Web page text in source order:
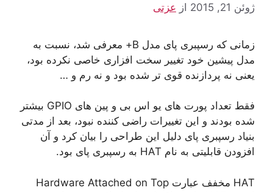
ژوئن 21, 2015 از عزتی
زمانی که رسپبری پای مدل B+ معرفی شد، نسبت به
مدل پیشین خود تغییر سخت افزاری خاصی نکرده بود،
یعنی نه پردازنده قوی تر شده بود و نه رم و …
فقط تعداد پورت های یو اس بی و پین های GPIO بیشتر
شده بودند و این تغییرات راضی کننده نبود، بعد از مدتی
بنیاد رسپبری پای دلیل این طراحی را بیان کرد و آن
افزودن قابلیتی به نام HAT به رسپبری پای بود.
HAT مخفف عبارت Hardware Attached on Top